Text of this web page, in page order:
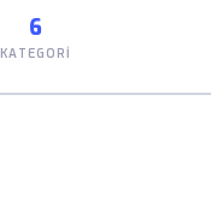
6
KATEGORI